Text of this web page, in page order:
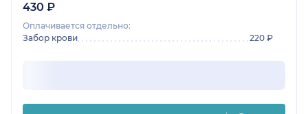
430 ₽
Оплачивается отдельно:
Забор крови
220 ₽